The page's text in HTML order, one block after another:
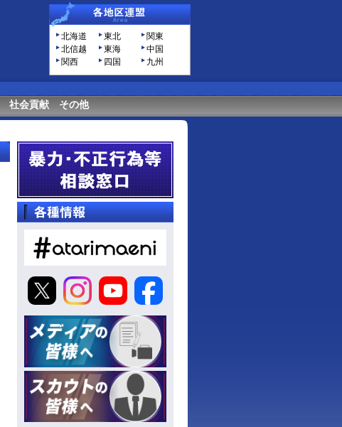
北海道 東北
関東
北信越
東海
中国
関西
四国 九州
社会貢献 その他